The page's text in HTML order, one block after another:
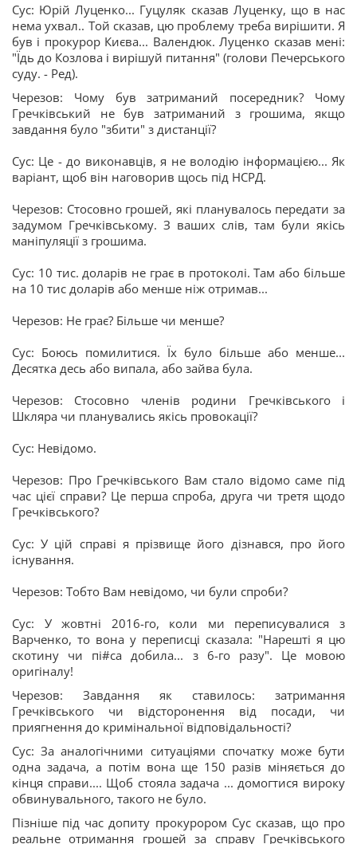
Сус: Юрій Луценко... Гуцуляк сказав Луценку, що в нас
нема ухвал.. Той сказав, цю проблему треба вирішити. Я
був і прокурор Києва... Валендюк. Луценко сказав мені:
"Їдь до Козлова і вирішуй питання" (голови Печерського
суду. - Ред).
Черезов: Чому був затриманий посередник? Чому
Гречківський не був затриманий з грошима, якщо
завдання було "збити" з дистанції?
Сус: Це - до виконавців, я не володію інформацією... Як
варіант, щоб він наговорив щось під НСРД.
Черезов: Стосовно грошей, які планувалось передати за
задумом Гречківському. З ваших слів, там були якісь
маніпуляції з грошима.
Сус: 10 тис. доларів не грає в протоколі. Там або більше
на 10 тис доларів або менше ніж отримав...
Черезов: Не грає? Більше чи менше?
Сус: Боюсь помилитися. Їх було більше або менше...
Десятка десь або випала, або зайва була.
Черезов: Стосовно членів родини Гречківського і
Шкляра чи планувались якісь провокації?
Сус: Невідомо.
Черезов: Про Гречківського Вам стало відомо саме під
час цієї справи? Це перша спроба, друга чи третя щодо
Гречківського?
Сус: У цій справі я прізвище його дізнався, про його
існування.
Черезов: Тобто Вам невідомо, чи були спроби?
Сус: У жовтні 2016-го, коли ми переписувалися з
Варченко, то вона у переписці сказала: "Нарешті я цю
скотину чи пі#cа добила... з 6-го разу". Це мовою
оригіналу!
Черезов: Завдання як ставилось: затримання
Гречківського чи відсторонення від посади, чи
приягнення до кримінальної відповідальності?
Сус: За аналогічними ситуаціями спочатку може бути
одна задача, а потім вона ще 150 разів міняється до
кінця справи.... Щоб стояла задача ... домогтися вироку
обвинувального, такого не було.
Пізніше під час допиту прокурором Сус сказав, що про
реальне отримання грошей за справу Гречківського